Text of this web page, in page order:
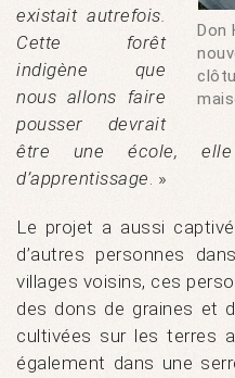
Don
existait autrefois.
Cette forêt
indigène que
nous allons faire
pousser devrait
être une école,
d’apprentissage. »
Le projet a aussi
d’autres personnes
villages voisins, ces
des dons de graines et
cultivées sur les terres
également dans une